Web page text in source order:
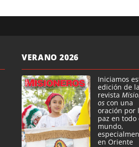
VERANO 2026
Iniciamos
edición de la
revista
os con una
oración por
paz en todo
mundo,
en Oriente